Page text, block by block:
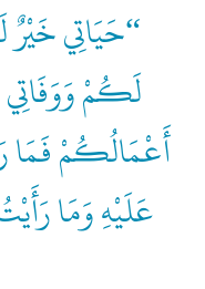
“حَيَاتِي
لَكُمْ
أَعْمَالُكُمْ فَمَا
عَلَيْهِ وَمَا